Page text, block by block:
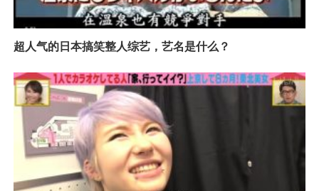
超人气的日本搞笑整人综艺，艺名是什么？